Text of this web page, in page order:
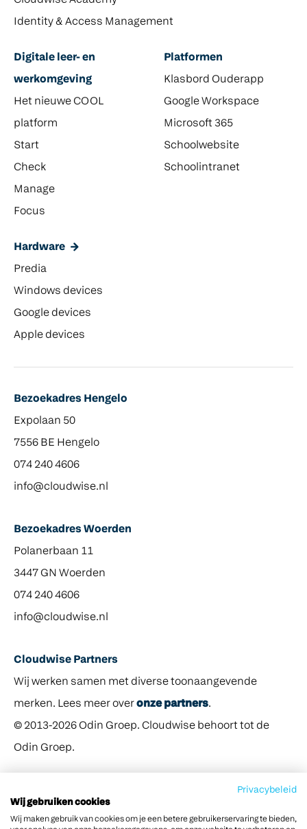
Identity & Access Management
Digitale leer- en
werkomgeving
Het nieuwe COOL
platform
Start
Check
Manage
Focus
Platformen
Klasbord Ouderapp
Google Workspace
Microsoft 365
Schoolwebsite
Schoolintranet
Hardware
Predia
Windows devices
Google devices
Apple devices
Bezoekadres Hengelo
Expolaan 50
7556 BE Hengelo
074 240 4606
info@cloudwise.nl
Bezoekadres Woerden
Polanerbaan 11
3447 GN Woerden
074 240 4606
info@cloudwise.nl
Cloudwise Partners
Wij werken samen met diverse toonaangevende
merken. Lees meer overonze partners.
© 2013-2026 Odin Groep. Cloudwise behoort tot de
Odin Groep.
Privacybeleid
Wij gebruiken cookies
Wij maken gebruik van cookies om je een betere gebruikerservaring te bieden,